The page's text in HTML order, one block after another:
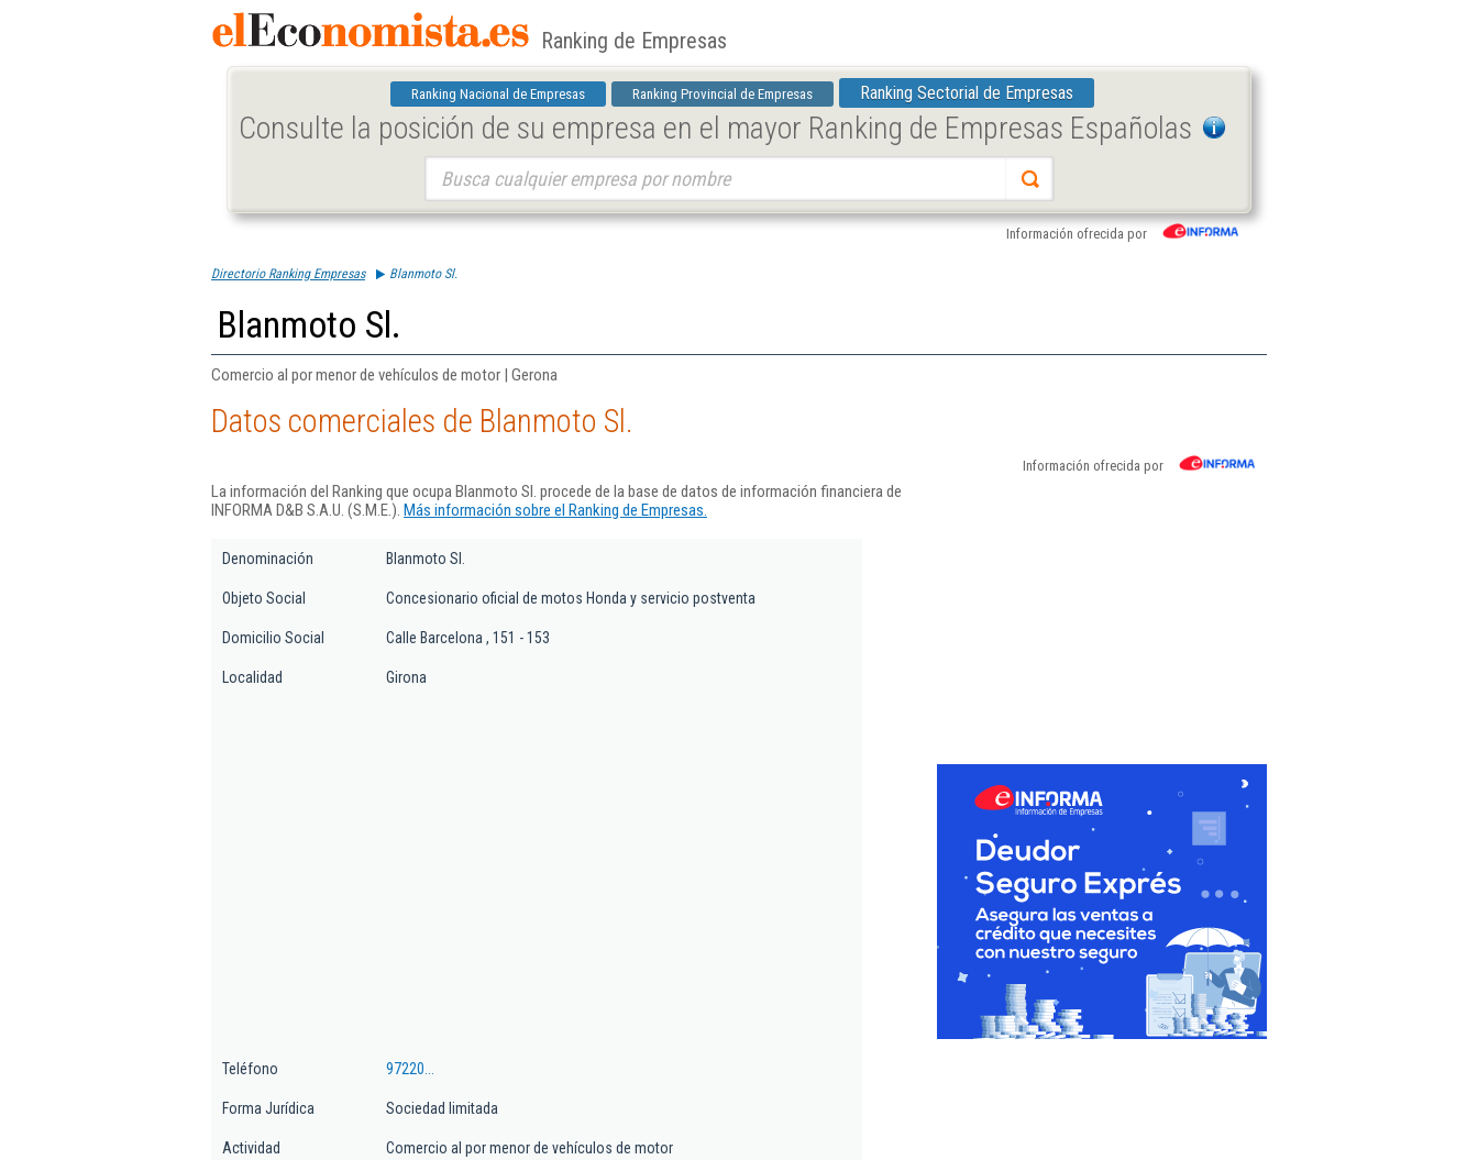
Ranking de Empresas
Ranking Nacional de Empresas Ranking Provincial de Empresas Ranking Sectorial de Empresas
Consulte la posición de su empresa en el mayor Ranking de Empresas Españolas
Información ofrecida por
Directorio Ranking Empresas Blanmoto Sl.
Blanmoto Sl.
Comercio al por menor de vehículos de motor | Gerona
Datos comerciales de Blanmoto Sl.
Información ofrecida por
La información del Ranking que ocupa Blanmoto Sl. procede de la base de datos de información financiera de
INFORMA D&B S.A.U. (S.M.E.). Más información sobre el Ranking de Empresas.
Denominación Blanmoto Sl.
Objeto Social Concesionario oficial de motos Honda y servicio postventa
Domicilio Social Calle Barcelona , 151 - 153
Localidad Girona
Teléfono 97220...
Forma Jurídica Sociedad limitada
Actividad Comercio al por menor de vehículos de motor